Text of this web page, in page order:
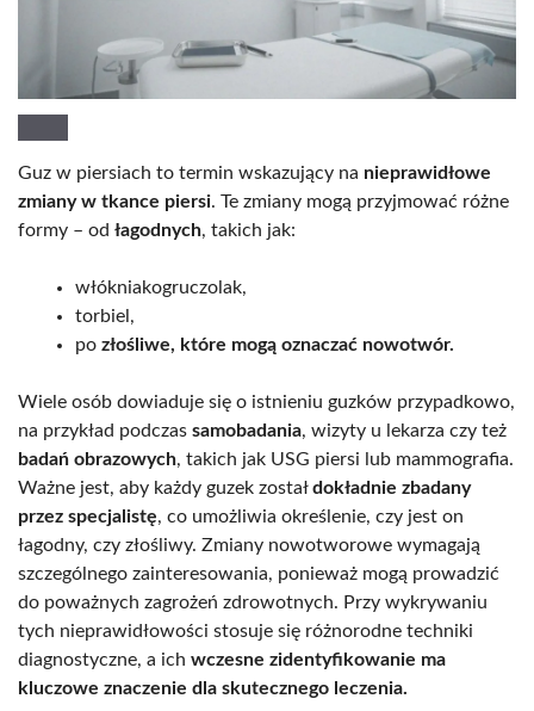
Guz w piersiach to termin wskazujący na nieprawidłowe
zmiany w tkance piersi. Te zmiany mogą przyjmować różne
formy – od łagodnych, takich jak:
włókniakogruczolak,
torbiel,
po złośliwe, które mogą oznaczać nowotwór.
Wiele osób dowiaduje się o istnieniu guzków przypadkowo,
na przykład podczas samobadania, wizyty u lekarza czy też
badań obrazowych, takich jak USG piersi lub mammografia.
Ważne jest, aby każdy guzek zostałdokładnie zbadany
przez specjalistę, co umożliwia określenie, czy jest on
łagodny, czy złośliwy. Zmiany nowotworowe wymagają
szczególnego zainteresowania, ponieważ mogą prowadzić
do poważnych zagrożeń zdrowotnych. Przy wykrywaniu
tych nieprawidłowości stosuje się różnorodne techniki
diagnostyczne, a ich wczesne zidentyfikowanie ma
kluczowe znaczenie dla skutecznego leczenia.